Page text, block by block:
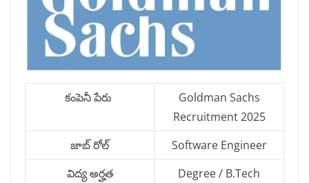
కంపెనీ పేరు
Goldman Sachs
Recruitment 2025
జాబ్ రోల్
Software Engineer
విద్య అర్హత
Degree / B.Tech